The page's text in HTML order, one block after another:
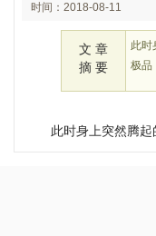
时间：2018-08-11
文 章
摘 要
此时
极品
此时身上突然腾起